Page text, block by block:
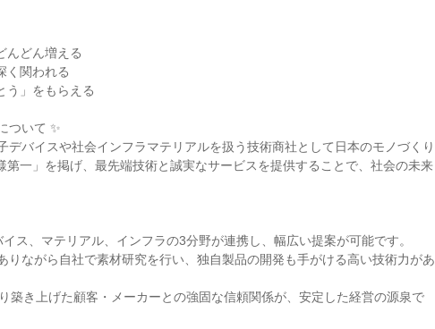
んどん増える
く関われる
う」をもらえる
ついて ✨
デバイスや社会インフラマテリアルを扱う技術商社として日本のモノづくり
第一」を掲げ、最先端技術と誠実なサービスを提供することで、社会の未来
ス、マテリアル、インフラの3分野が連携し、幅広い提案が可能です。
りながら自社で素材研究を行い、独自製品の開発も手がける高い技術力があ
築き上げた顧客・メーカーとの強固な信頼関係が、安定した経営の源泉で